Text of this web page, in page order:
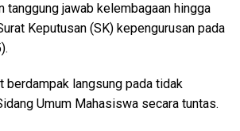
jawab kelembagaan hingga
Keputusan (SK) kepengurusan pada
berdampak langsung pada tidak
Umum Mahasiswa secara tuntas.